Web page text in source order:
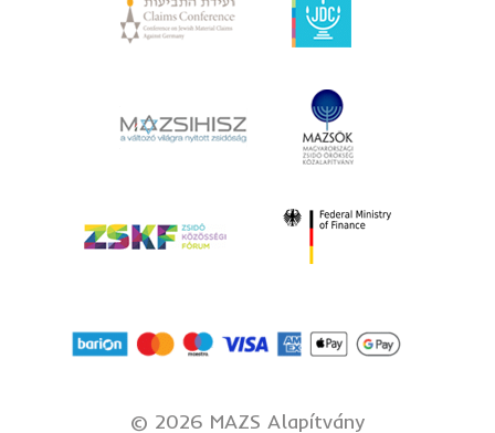
© 2026 MAZS Alapítvány